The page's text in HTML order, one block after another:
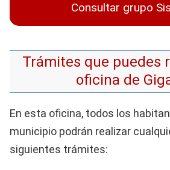
Consultar grupo
Trámites que puedes
oficina de
En esta oficina, todos los
municipio podrán realizar
siguientes trámites: